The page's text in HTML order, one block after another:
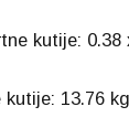
kutije: 0.38
kutije: 13.76 kg